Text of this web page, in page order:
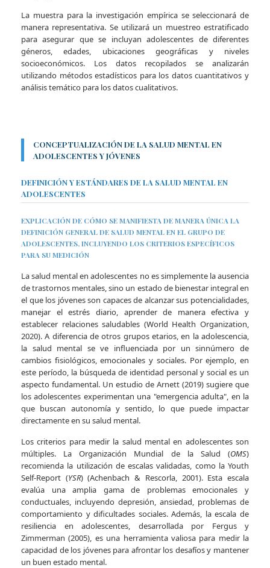
La muestra para la investigación empírica se seleccionará de
manera representativa. Se utilizará un muestreo estratificado
para asegurar que se incluyan adolescentes de diferentes
géneros, edades, ubicaciones geográficas y niveles
socioeconómicos. Los datos recopilados se analizarán
utilizando métodos estadísticos para los datos cuantitativos y
análisis temático para los datos cualitativos.
CONCEPTUALIZACIÓN DE LA SALUD MENTAL EN
ADOLESCENTES Y JÓVENES
DEFINICIÓN Y ESTÁNDARES DE LA SALUD MENTAL EN
ADOLESCENTES
EXPLICACIÓN DE CÓMO SE MANIFIESTA DE MANERA ÚNICA LA
DEFINICIÓN GENERAL DE SALUD MENTAL EN EL GRUPO DE
ADOLESCENTES, INCLUYENDO LOS CRITERIOS ESPECÍFICOS
PARA SU MEDICIÓN
La salud mental en adolescentes no es simplemente la ausencia
de trastornos mentales, sino un estado de bienestar integral en
el que los jóvenes son capaces de alcanzar sus potencialidades,
manejar el estrés diario, aprender de manera efectiva y
establecer relaciones saludables (World Health Organization,
2020). A diferencia de otros grupos etarios, en la adolescencia,
la salud mental se ve influenciada por un sinnúmero de
cambios fisiológicos, emocionales y sociales. Por ejemplo, en
este período, la búsqueda de identidad personal y social es un
aspecto fundamental. Un estudio de Arnett (2019) sugiere que
los adolescentes experimentan una "emergencia adulta", en la
que buscan autonomía y sentido, lo que puede impactar
directamente en su salud mental.
Los criterios para medir la salud mental en adolescentes son
múltiples. La Organización Mundial de la Salud (OMS)
recomienda la utilización de escalas validadas, como la Youth
Self-Report (YSR) (Achenbach & Rescorla, 2001). Esta escala
evalúa una amplia gama de problemas emocionales y
conductuales, incluyendo depresión, ansiedad, problemas de
comportamiento y dificultades sociales. Además, la escala de
resiliencia en adolescentes, desarrollada por Fergus y
Zimmerman (2005), es una herramienta valiosa para medir la
capacidad de los jóvenes para afrontar los desafíos y mantener
un buen estado mental.